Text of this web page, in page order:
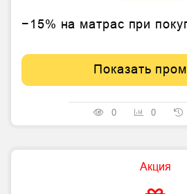
−15% на матрас при
Показать
0 0
Акция